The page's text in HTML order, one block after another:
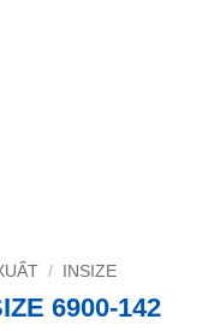
/ INSIZE
6900-142